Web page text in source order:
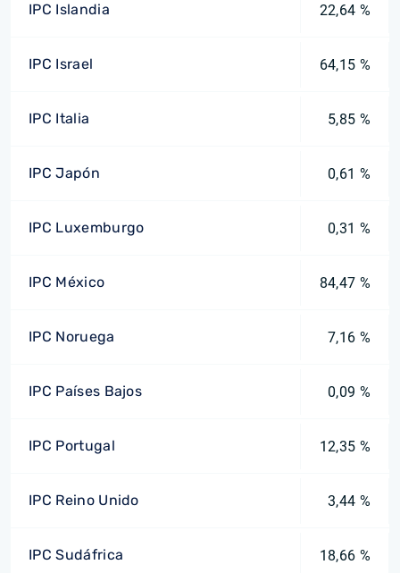
IPC Islandia 22,64 %
IPC Israel 64,15 %
IPC Italia 5,85 %
IPC Japón 0,61 %
IPC Luxemburgo 0,31 %
IPC México 84,47 %
IPC Noruega 7,16 %
IPC Países Bajos 0,09 %
IPC Portugal 12,35 %
IPC Reino Unido 3,44 %
IPC Sudáfrica 18,66 %